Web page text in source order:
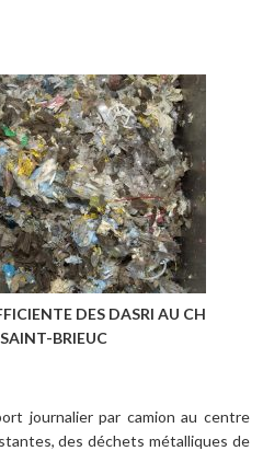
DES DASRI AU CH
BRIEUC
journalier par camion au centre
des déchets métalliques de